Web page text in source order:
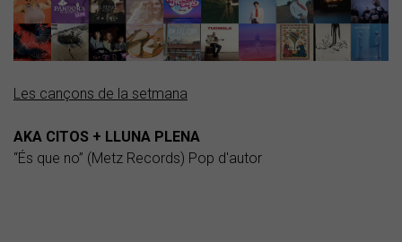
Les cançons de la setmana
AKA CITOS + LLUNA PLENA
“És que no” (Metz Records) Pop d'autor